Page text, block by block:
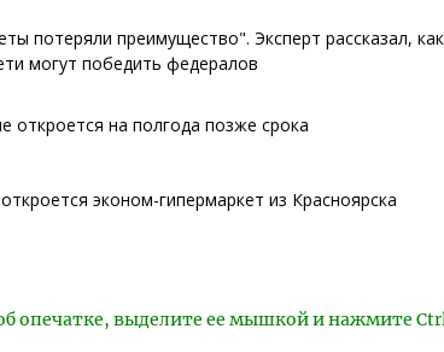
потеряли преимущество". Эксперт рассказал,
могут победить федералов
откроется на полгода позже срока
эконом-гипермаркет из Красноярска
опечатке, выделите ее мышкой и нажмите